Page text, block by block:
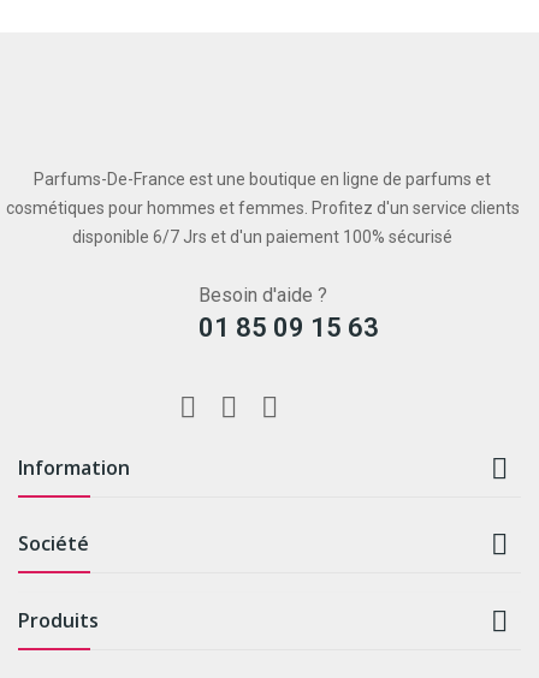
Parfums-De-France est une boutique en ligne de parfums et
cosmétiques pour hommes et femmes. Profitez d'un service clients
disponible 6/7 Jrs et d'un paiement 100% sécurisé
Besoin d'aide ?
01 85 09 15 63
Information 
Société 
Produits 